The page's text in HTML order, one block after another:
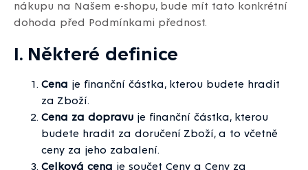
nákupu na Našem e-shopu, bude mít tato konkrétní
dohoda před Podmínkami přednost.
I. Některé definice
Cena je finanční částka, kterou budete hradit
za Zboží.
Cena za dopravu je finanční částka, kterou
budete hradit za doručení Zboží, a to včetně
ceny za jeho zabalení.
Celková cena je součet Ceny a Ceny za